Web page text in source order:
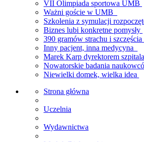
VII Olimpiada sportowa UMB
Ważni goście w UMB
Szkolenia z symulacji
Biznes lubi konkretne pomysły
390 gramów strachu i szczęścia
Inny pacjent, inna medycyna
Marek Karp dyrektorem
Nowatorskie badania
Niewielki domek, wielka idea
Strona główna
Uczelnia
Wydawnictwa